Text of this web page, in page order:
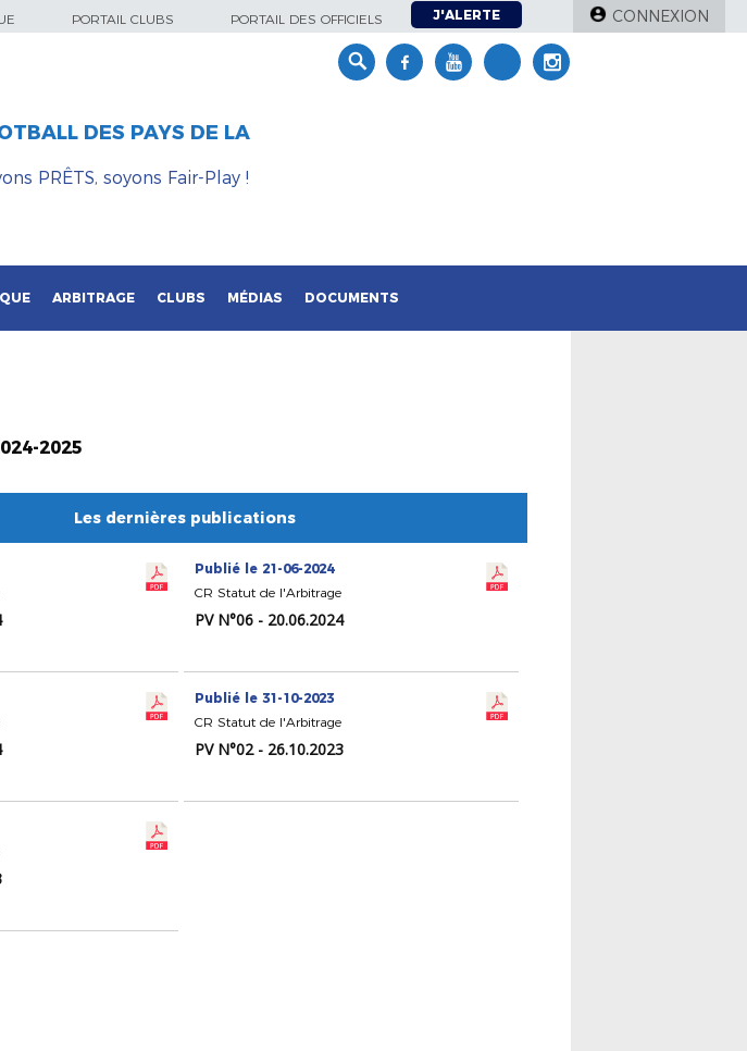
PORTAIL CLUBS PORTAIL DES OFFICIELS J'ALERTE CONNEXION
DES PAYS DE LA
PRÊTS, soyons Fair-Play !
ARBITRAGE CLUBS MÉDIAS DOCUMENTS
2025
Les dernières publications
Publié le 21-06-2024
CR Statut de l'Arbitrage
PV N°06 - 20.06.2024
Publié le 31-10-2023
CR Statut de l'Arbitrage
PV N°02 - 26.10.2023